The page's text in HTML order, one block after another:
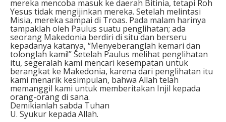
mereka mencoba masuk ke daerah Bitinia, tetapi Roh
Yesus tidak mengijinkan mereka. Setelah melintasi
Misia, mereka sampai di Troas. Pada malam harinya
tampaklah oleh Paulus suatu penglihatan; ada
seorang Makedonia berdiri di situ dan berseru
kepadanya katanya, “Menyeberanglah kemari dan
tolonglah kami!” Setelah Paulus melihat penglihatan
itu, segeralah kami mencari kesempatan untuk
berangkat ke Makedonia, karena dari penglihatan itu
kami menarik kesimpulan, bahwa Allah telah
memanggil kami untuk memberitakan Injil kepada
orang-orang di sana.
Demikianlah sabda Tuhan
U. Syukur kepada Allah.